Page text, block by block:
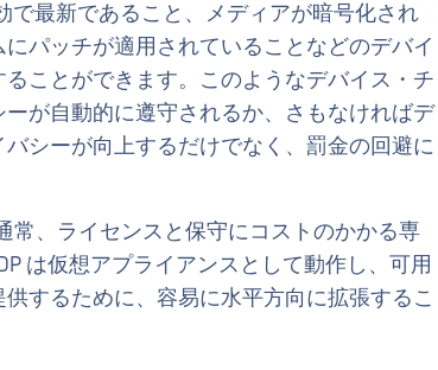
で最新であること、メディアが暗号化され
パッチが適用されていることなどのデバイ
ことができます。このようなデバイス・チ
が自動的に遵守されるか、さもなければデ
シーが向上するだけでなく、罰金の回避に
常、ライセンスと保守にコストのかかる専
は仮想アプライアンスとして動作し、可用
するために、容易に水平方向に拡張するこ